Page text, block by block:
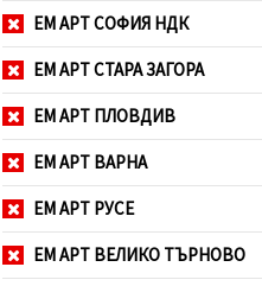
ЕМ АРТ СОФИЯ НДК
ЕМ АРТ СТАРА ЗАГОРА
ЕМ АРТ ПЛОВДИВ
ЕМ АРТ ВАРНА
ЕМ АРТ РУСЕ
ЕМ АРТ ВЕЛИКО ТЪРНОВО